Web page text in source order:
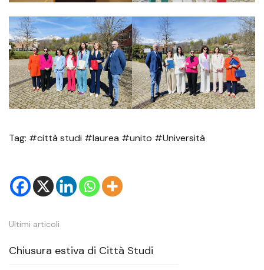
Tag: #città studi #laurea #unito #Università
Ultimi articoli
Chiusura estiva di Città Studi